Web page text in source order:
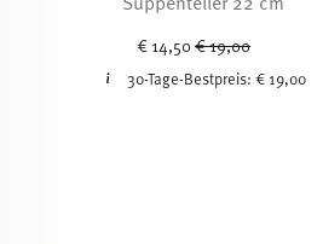
€ 14,50 Price reduced from
€ 19,00
30-Tage-Bestpreis: € 19,00